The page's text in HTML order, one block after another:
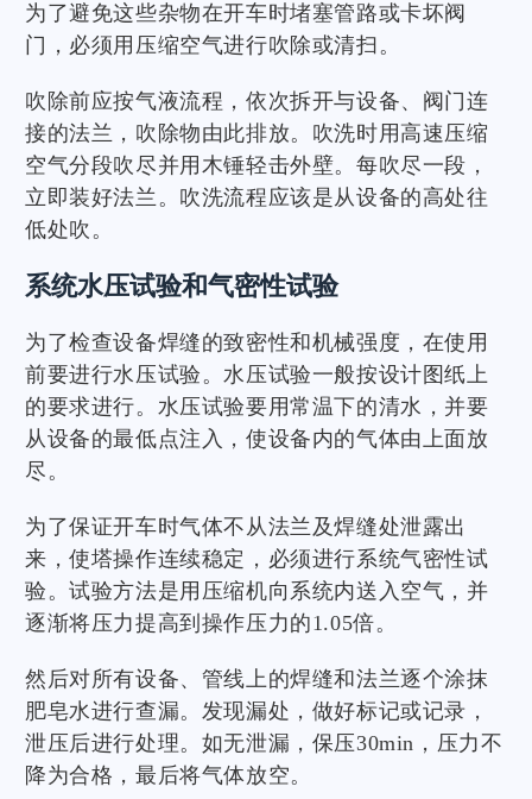
为了避免这些杂物在开车时堵塞管路或卡坏阀
门，必须用压缩空气进行吹除或清扫。
吹除前应按气液流程，依次拆开与设备、阀门连
接的法兰，吹除物由此排放。吹洗时用高速压缩
空气分段吹尽并用木锤轻击外壁。每吹尽一段，
立即装好法兰。吹洗流程应该是从设备的高处往
低处吹。
系统水压试验和气密性试验
为了检查设备焊缝的致密性和机械强度，在使用
前要进行水压试验。水压试验一般按设计图纸上
的要求进行。水压试验要用常温下的清水，并要
从设备的最低点注入，使设备内的气体由上面放
尽。
为了保证开车时气体不从法兰及焊缝处泄露出
来，使塔操作连续稳定，必须进行系统气密性试
验。试验方法是用压缩机向系统内送入空气，并
逐渐将压力提高到操作压力的1.05倍。
然后对所有设备、管线上的焊缝和法兰逐个涂抹
肥皂水进行查漏。发现漏处，做好标记或记录，
泄压后进行处理。如无泄漏，保压30min，压力不
降为合格，最后将气体放空。